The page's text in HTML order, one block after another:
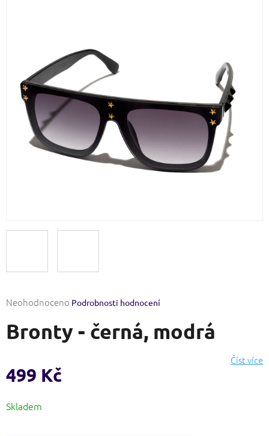
Průměrné
produktu
je
5
hvězdiček.
Neohodnoceno Podrobnosti hodnocení
Bronty - černá, modrá
Číst více
499 Kč
cena:
Skladem